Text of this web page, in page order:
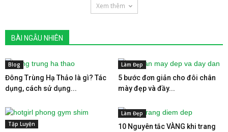
Xem thêm
BÀI NGẪU NHIÊN
Blog
Đông Trùng Hạ Thảo là gì? Tác
dụng, cách sử dụng...
Làm Đẹp
5 bước đơn giản cho đôi chân
mày đẹp và đầy...
Tập Luyện
Làm Đẹp
10 Nguyên tắc VÀNG khi trang